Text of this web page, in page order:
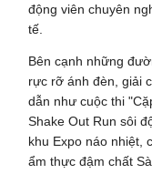
động viên chuyên
tế.
Bên cạnh những
rực rỡ ánh đèn, giải
dẫn như cuộc thi
Shake Out Run sôi
khu Expo náo nhiệt,
ẩm thực đậm chất